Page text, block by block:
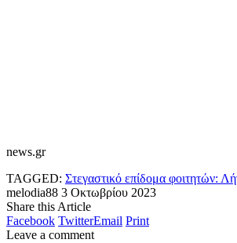
news.gr
TAGGED: Στεγαστικό επίδομα φοιτητών:
melodia88 3 Οκτωβρίου 2023
Share this Article
Facebook TwitterEmail Print
Leave a comment